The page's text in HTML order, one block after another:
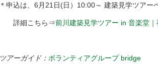
＊申込は、6月21日(日）10:00～ 建築見学ツア
詳細こちら⇒前川建築見学ツアー in 音楽堂
ツアーガイド： ボランティアグループ bridge